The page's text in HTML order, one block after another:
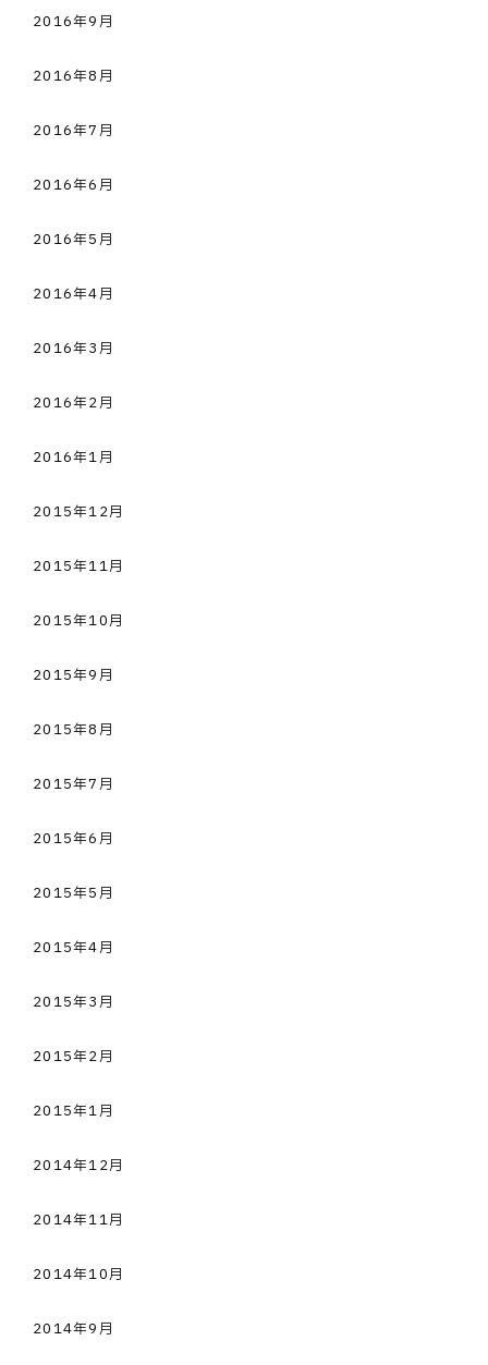
2016年9月
2016年8月
2016年7月
2016年6月
2016年5月
2016年4月
2016年3月
2016年2月
2016年1月
2015年12月
2015年11月
2015年10月
2015年9月
2015年8月
2015年7月
2015年6月
2015年5月
2015年4月
2015年3月
2015年2月
2015年1月
2014年12月
2014年11月
2014年10月
2014年9月